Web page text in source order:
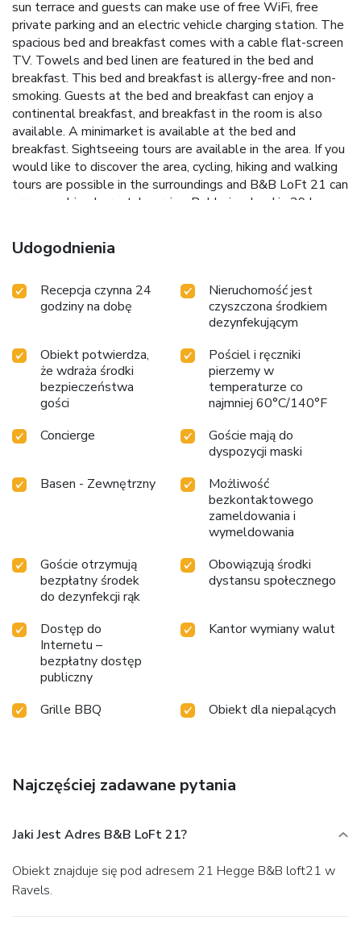
sun terrace and guests can make use of free WiFi, free
private parking and an electric vehicle charging station. The
spacious bed and breakfast comes with a cable flat-screen
TV. Towels and bed linen are featured in the bed and
breakfast. This bed and breakfast is allergy-free and non-
smoking. Guests at the bed and breakfast can enjoy a
continental breakfast, and breakfast in the room is also
available. A minimarket is available at the bed and
breakfast. Sightseeing tours are available in the area. If you
would like to discover the area, cycling, hiking and walking
tours are possible in the surroundings and B&B LoFt 21 can
arrange a bicycle rental service. Bobbejaanland is 29 km
km away.
Udogodnienia
Recepcja czynna 24
godziny na dobę
Nieruchomość jest
czyszczona środkiem
dezynfekującym
Obiekt potwierdza,
że wdraża środki
bezpieczeństwa
gości
Pościel i ręczniki
pierzemy w
temperaturze co
najmniej 60°C/140°F
Concierge
Goście mają do
dyspozycji maski
Basen - Zewnętrzny
Możliwość
bezkontaktowego
zameldowania i
wymeldowania
Goście otrzymują
bezpłatny środek
do dezynfekcji rąk
Obowiązują środki
dystansu społecznego
Dostęp do
Internetu –
bezpłatny dostęp
publiczny
Kantor wymiany walut
Grille BBQ Obiekt dla niepalących
Najczęściej zadawane pytania
Jaki Jest Adres B&B LoFt 21?
Obiekt znajduje się pod adresem 21 Hegge B&B loft21 w
Ravels.